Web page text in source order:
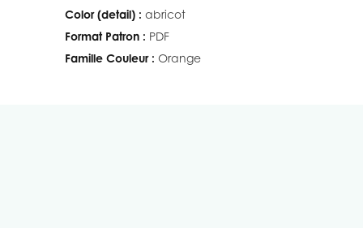
Color (detail) : abricot
Format Patron : PDF
Famille Couleur : Orange